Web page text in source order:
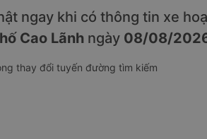
ngay khi có thông tin xe
Cao Lãnh ngày 08/08/
thay đổi tuyến đường tìm kiếm